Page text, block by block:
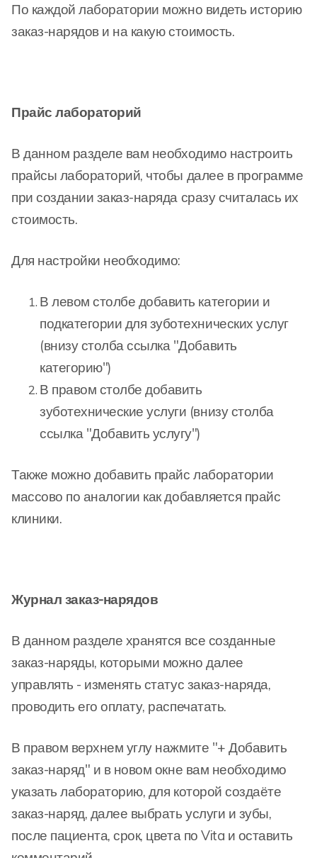
По каждой лаборатории можно видеть историю
заказ-нарядов и на какую стоимость.
Прайс лабораторий
В данном разделе вам необходимо настроить
прайсы лабораторий, чтобы далее в программе
при создании заказ-наряда сразу считалась их
стоимость.
Для настройки необходимо:
В левом столбе добавить категории и
подкатегории для зуботехнических услуг
(внизу столба ссылка "Добавить
категорию")
В правом столбе добавить
зуботехнические услуги (внизу столба
ссылка "Добавить услугу")
Также можно добавить прайс лаборатории
массово по аналогии как добавляется прайс
клиники.
Журнал заказ-нарядов
В данном разделе хранятся все созданные
заказ-наряды, которыми можно далее
управлять - изменять статус заказ-наряда,
проводить его оплату, распечатать.
В правом верхнем углу нажмите "+ Добавить
заказ-наряд" и в новом окне вам необходимо
указать лабораторию, для которой создаёте
заказ-наряд, далее выбрать услуги и зубы,
после пациента, срок, цвета по Vita и оставить